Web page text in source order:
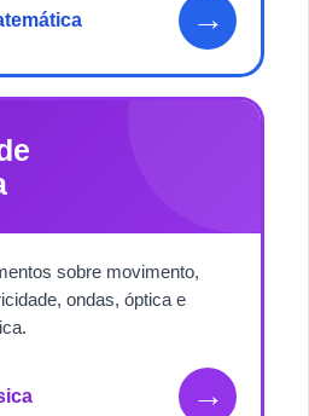
→
sobre movimento,
ondas, óptica e
→